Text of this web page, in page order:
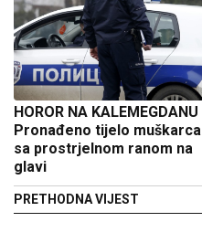
HOROR NA KALEMEGDANU
Pronađeno tijelo muškarca
sa prostrjelnom ranom na
glavi
PRETHODNA VIJEST